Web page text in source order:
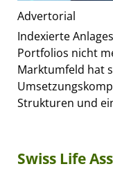
Advertorial
Indexierte
Portfolios nicht
Marktumfeld hat
Strukturen und
Swiss Life